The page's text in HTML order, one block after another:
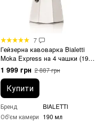
7
Гейзерна кавоварка Bialetti
Moka Express на 4 чашки (190
мл)
1 999 грн 2 887 грн
Купити
Бренд
BIALETTI
Об'єм камери 190 мл